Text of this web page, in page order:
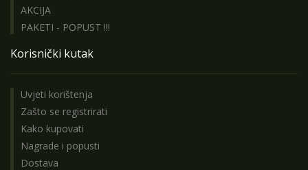
AKCIJA
PAKETI - POPUST !!!
Korisnički kutak
Uvjeti korištenja
Zašto se registrirati
Kako kupovati
Nagrade i popusti
Dostava